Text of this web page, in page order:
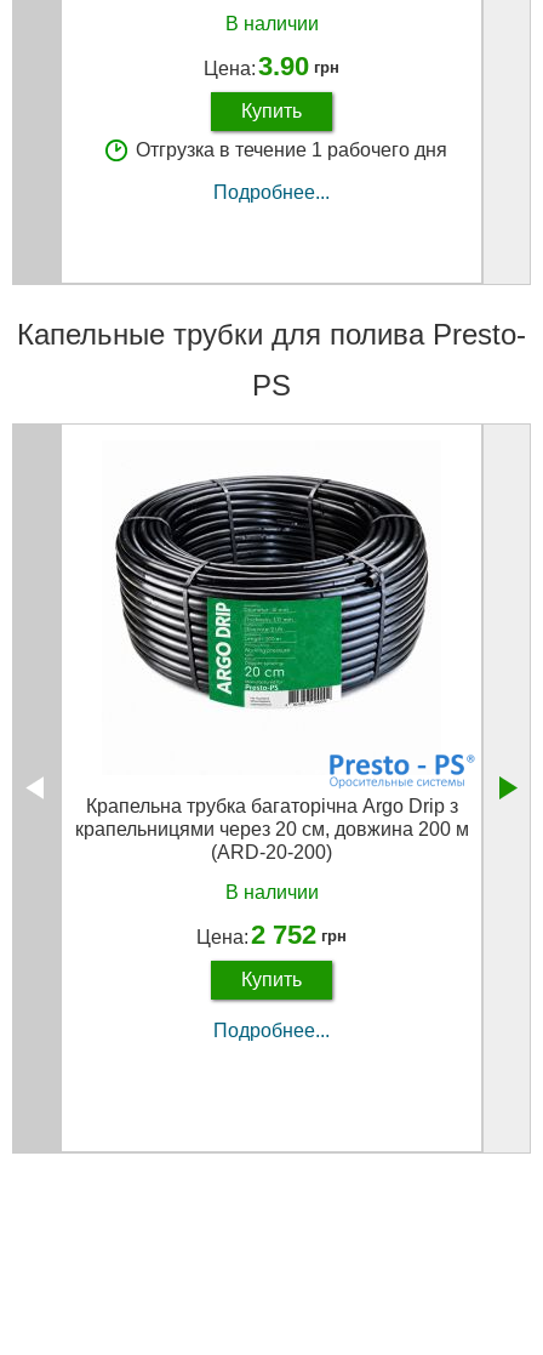
В наличии
Цена:3.90 грн
Купить
Отгрузка в течение 1 рабочего дня
Подробнее...
Капельные трубки для полива Presto-
PS
Крапельна трубка багаторічна Argo Drip з
крапельницями через 20 см, довжина 200 м
(ARD-20-200)
В наличии
Цена:2 752 грн
Купить
Подробнее...